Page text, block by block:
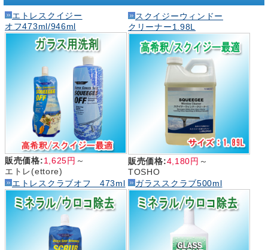
エトレスクイジー
オフ473ml/946ml
販売価格:1,625円 ～
エトレ(ettore)
スクイジーウィンドー
クリーナー1.98L
販売価格:4,180円 ～
TOSHO
エトレスクラブオフ 473ml
ガラススクラブ500ml